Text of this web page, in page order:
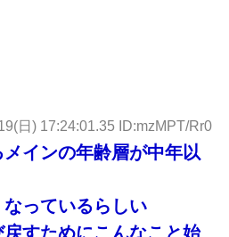
日) 17:24:01.35 ID:mzMPT/Rr0
インの年齢層が中年以
っているらしい
すためにこんなこと始